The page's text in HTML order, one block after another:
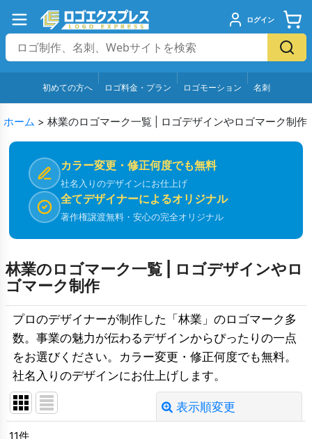
ログイン
初めての方へ ロゴ料金・プラン ロゴモーション 名刺
ホーム > 林業のロゴマーク一覧 | ロゴデザインやロゴマーク制作
カラー変更・修正何度でも無料
社名入りのデザインにお仕上げ
全てデザイナーによるオリジナル
著作権譲渡無料・安心の完全オリジナル
林業のロゴマーク一覧 | ロゴデザインやロ
ゴマーク制作
プロのデザイナーが制作した「林業」のロゴマーク多
数。事業の魅力が伝わるデザインからぴったりの一点
をお選びください。カラー変更・修正何度でも無料。
社名入りのデザインにお仕上げします。
表示順変更
11件